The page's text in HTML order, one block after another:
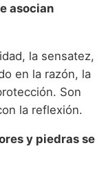
asocian
la sensatez,
en la razón, la
Son
la reflexión.
y piedras se